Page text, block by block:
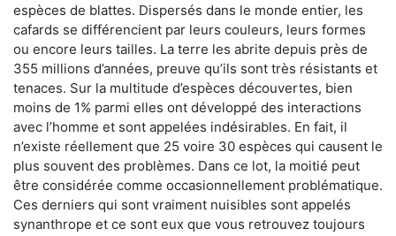
espèces de blattes. Dispersés dans le monde entier, les
cafards se différencient par leurs couleurs, leurs formes
ou encore leurs tailles. La terre les abrite depuis près de
355 millions d’années, preuve qu’ils sont très résistants et
tenaces. Sur la multitude d’espèces découvertes, bien
moins de 1% parmi elles ont développé des interactions
avec l’homme et sont appelées indésirables. En fait, il
n’existe réellement que 25 voire 30 espèces qui causent le
plus souvent des problèmes. Dans ce lot, la moitié peut
être considérée comme occasionnellement problématique.
Ces derniers qui sont vraiment nuisibles sont appelés
synanthrope et ce sont eux que vous retrouvez toujours